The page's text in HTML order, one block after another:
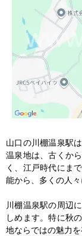
山口の川棚温泉駅
温泉地は、古くか
く、江戸時代にま
能から、多くの人
川棚温泉駅の周辺
しめます。特に秋
地ならではの魅力